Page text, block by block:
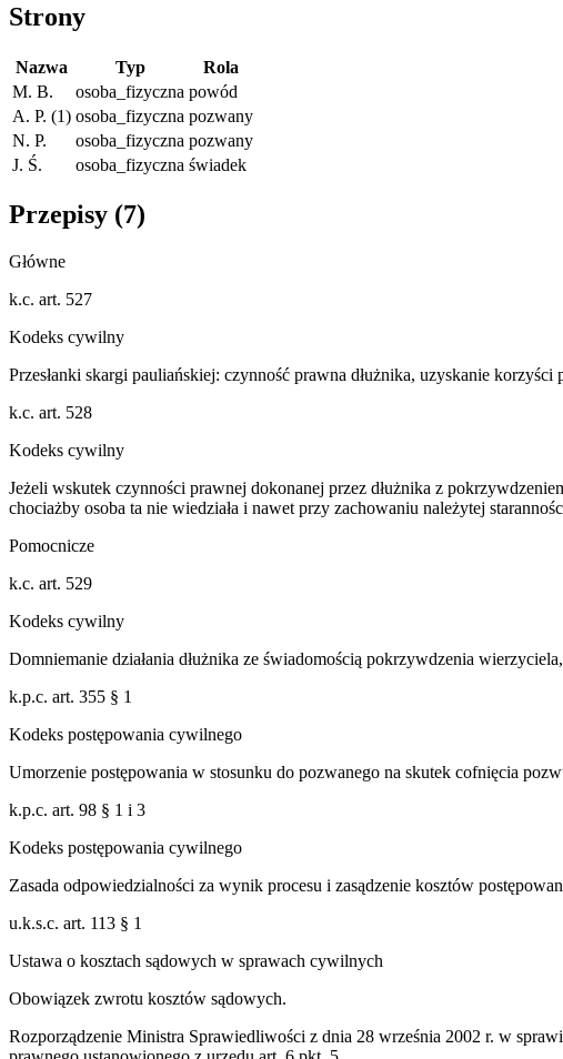
Strony
Nazwa Typ
Rola
M. B.
osoba_fizyczna powód
A. P. (1) osoba_fizyczna pozwany
N. P.
osoba_fizyczna pozwany
J. Ś.
osoba_fizyczna świadek
Przepisy (7)
Główne
k.c. art. 527
Kodeks cywilny
Przesłanki skargi pauliańskiej: czynność prawna dłużnika, uzyskanie
k.c. art. 528
Kodeks cywilny
Jeżeli wskutek czynności prawnej dokonanej przez dłużnika z
chociażby osoba ta nie wiedziała i nawet przy zachowaniu należytej
Pomocnicze
k.c. art. 529
Kodeks cywilny
Domniemanie działania dłużnika ze świadomością pokrzywdzenia
k.p.c. art. 355 § 1
Kodeks postępowania cywilnego
Umorzenie postępowania w stosunku do pozwanego na skutek cofnięcia
k.p.c. art. 98 § 1 i 3
Kodeks postępowania cywilnego
Zasada odpowiedzialności za wynik procesu i zasądzenie kosztów
u.k.s.c. art. 113 § 1
Ustawa o kosztach sądowych w sprawach cywilnych
Obowiązek zwrotu kosztów sądowych.
Rozporządzenie Ministra Sprawiedliwości z dnia 28 września 2002 r. w